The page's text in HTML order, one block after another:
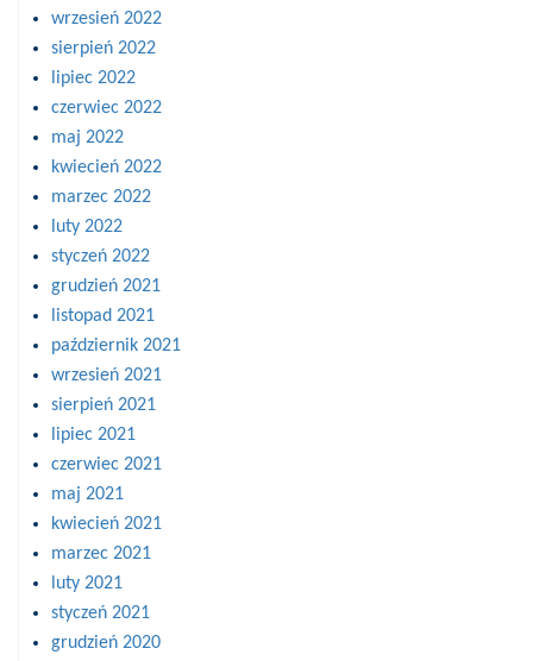
wrzesień 2022
sierpień 2022
lipiec 2022
czerwiec 2022
maj 2022
kwiecień 2022
marzec 2022
luty 2022
styczeń 2022
grudzień 2021
listopad 2021
październik 2021
wrzesień 2021
sierpień 2021
lipiec 2021
czerwiec 2021
maj 2021
kwiecień 2021
marzec 2021
luty 2021
styczeń 2021
grudzień 2020